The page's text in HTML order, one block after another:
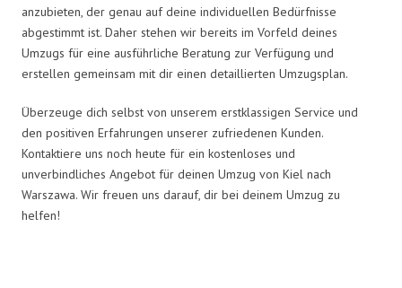
anzubieten, der genau auf deine individuellen Bedürfnisse
abgestimmt ist. Daher stehen wir bereits im Vorfeld deines
Umzugs für eine ausführliche Beratung zur Verfügung und
erstellen gemeinsam mit dir einen detaillierten Umzugsplan.
Überzeuge dich selbst von unserem erstklassigen Service und
den positiven Erfahrungen unserer zufriedenen Kunden.
Kontaktiere uns noch heute für ein kostenloses und
unverbindliches Angebot für deinen Umzug von Kiel nach
Warszawa. Wir freuen uns darauf, dir bei deinem Umzug zu
helfen!